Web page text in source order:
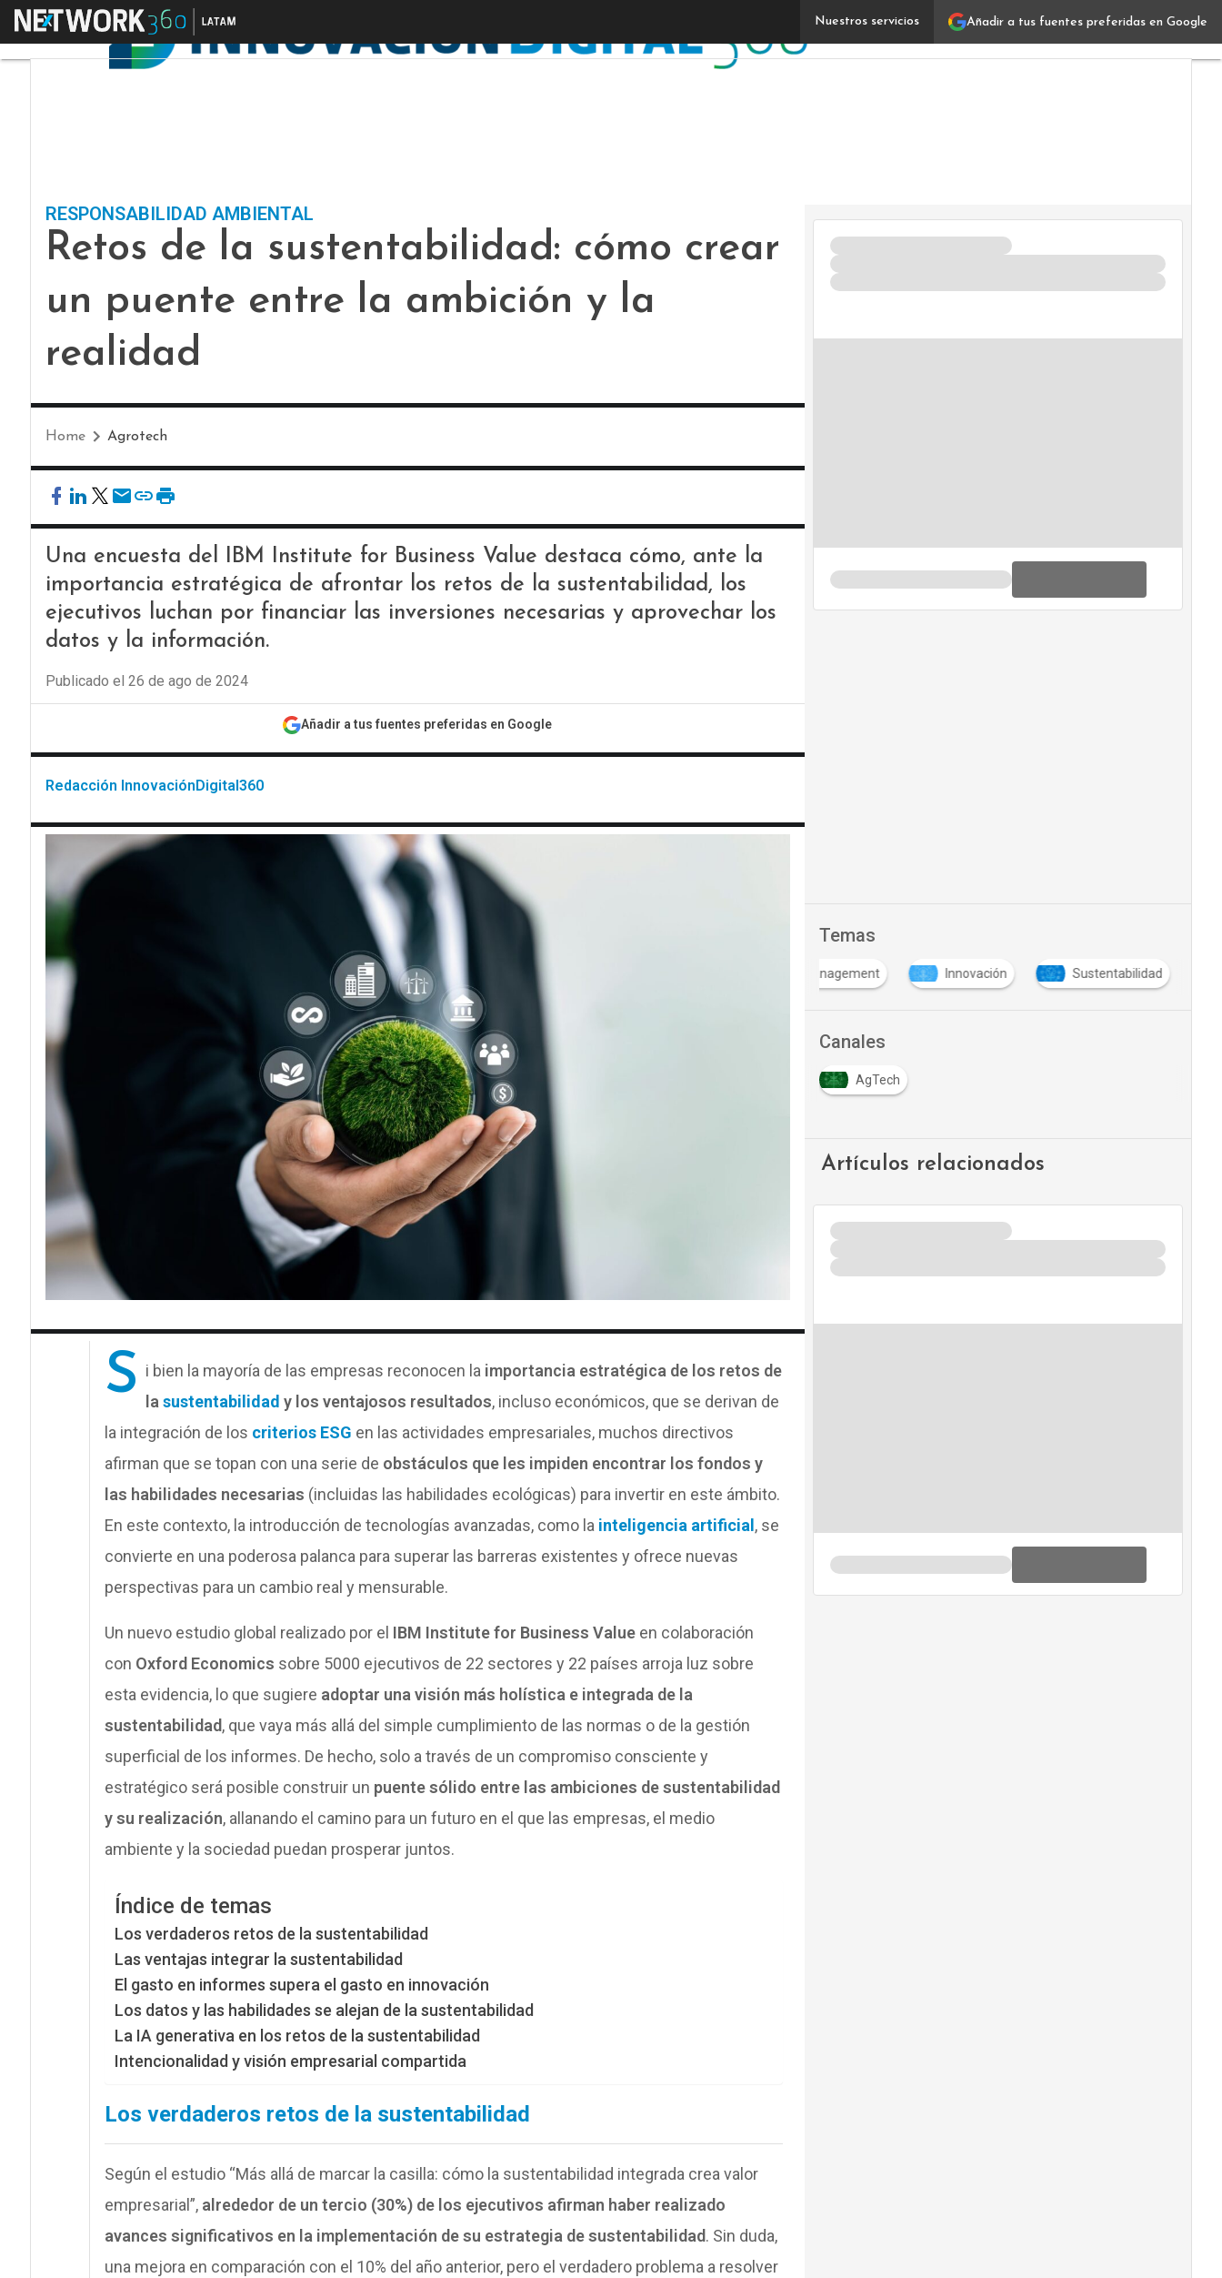
Añadir a tus fuentes preferidas en Google
Nuestros servicios
Menú Retos de la sustentabilidad: cómo crear un puente
RESPONSABILIDAD AMBIENTAL
Retos de la sustentabilidad: cómo crear
un puente entre la ambición y la
realidad
Home Agrotech
Una encuesta del IBM Institute for Business Value destaca cómo, ante la
importancia estratégica de afrontar los retos de la sustentabilidad, los
ejecutivos luchan por financiar las inversiones necesarias y aprovechar los
datos y la información.
Publicado el 26 de ago de 2024
Añadir a tus fuentes preferidas en Google
Redacción InnovaciónDigital360
S i bien la mayoría de las empresas reconocen la importancia estratégica de los retos de
lasustentabilidad y los ventajosos resultados, incluso económicos, que se derivan de
la integración de los criterios ESG en las actividades empresariales, muchos directivos
afirman que se topan con una serie de obstáculos que les impiden encontrar los fondos y
las habilidades necesarias (incluidas las habilidades ecológicas) para invertir en este ámbito.
En este contexto, la introducción de tecnologías avanzadas, como la inteligencia artificial , se
convierte en una poderosa palanca para superar las barreras existentes y ofrece nuevas
perspectivas para un cambio real y mensurable.
Un nuevo estudio global realizado por el IBM Institute for Business Valueen colaboración
con Oxford Economics sobre 5000 ejecutivos de 22 sectores y 22 países arroja luz sobre
esta evidencia, lo que sugiere adoptar una visión más holística e integrada de la
sustentabilidad, que vaya más allá del simple cumplimiento de las normas o de la gestión
superficial de los informes. De hecho, solo a través de un compromiso consciente y
estratégico será posible construir un puente sólido entre las ambiciones de sustentabilidad
y su realización, allanando el camino para un futuro en el que las empresas, el medio
ambiente y la sociedad puedan prosperar juntos.
Índice de temas
Los verdaderos retos de la sustentabilidad
Las ventajas integrar la sustentabilidad
El gasto en informes supera el gasto en innovación
Los datos y las habilidades se alejan de la sustentabilidad
La IA generativa en los retos de la sustentabilidad
Intencionalidad y visión empresarial compartida
Los verdaderos retos de la sustentabilidad
Según el estudio “Más allá de marcar la casilla: cómo la sustentabilidad integrada crea valor
empresarial”, alrededor de un tercio (30%) de los ejecutivos afirman haber realizado
avances significativos en la implementación de su estrategia de sustentabilidad. Sin duda,
una mejora en comparación con el 10% del año anterior, pero el verdadero problema a resolver
Temas
Estrategia y Management Innovación Sustentabilidad
Canales
AgTech
Artículos relacionados